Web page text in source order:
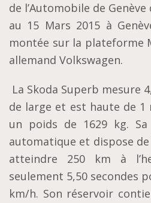
de l’Automobile de
au 15 Mars 2015 à
montée sur la plateforme
allemand Volkswagen.
La Skoda Superb mesure
de large et est haute de 1
un poids de 1629 kg.
automatique et dispose
atteindre 250 km à
seulement 5,50 secondes
km/h. Son réservoir